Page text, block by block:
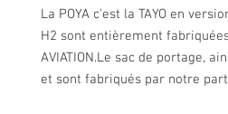
La POYA c'est la TAYO en
H2 sont entièrement
AVIATION.Le sac de portage,
et sont fabriqués par notre